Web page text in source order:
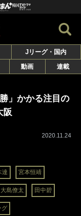
Jリーグ・国内
動画 連載
」かかる注目の
阪
2020.11.24
達 宮本恒靖
大島僚太 田中碧
グ